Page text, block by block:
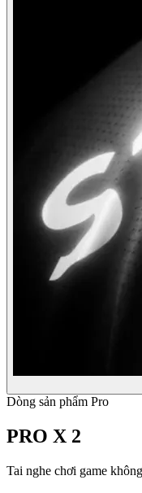
Dòng sản phẩm Pro
PRO X 2
Tai nghe chơi game